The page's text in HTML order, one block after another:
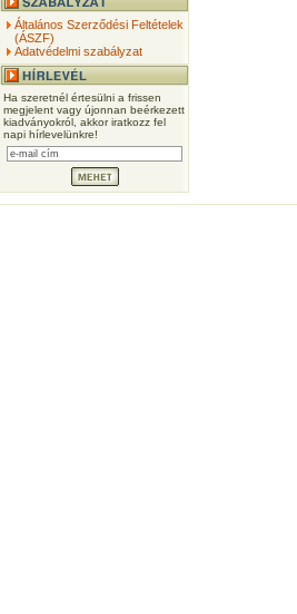
Általános Szerződési Feltételek
(ÁSZF)
Adatvédelmi szabályzat
Ha szeretnél értesülni a frissen
megjelent vagy újonnan beérkezett
kiadványokról, akkor iratkozz fel
napi hírlevelünkre!